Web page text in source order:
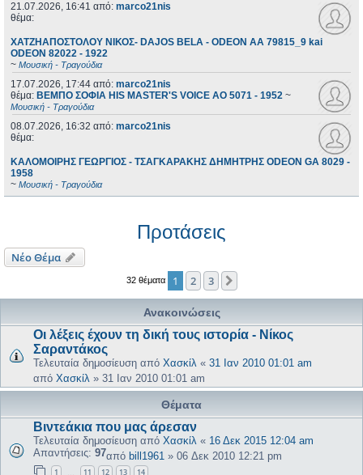
21.07.2026, 16:41 από: marco21nis
θέμα:
ΧΑΤΖΗΑΠΟΣΤΟΛΟΥ ΝΙΚΟΣ- DAJOS BELA - ODEON AA 79815_9 kai
ODEON 82022 - 1922
~ Μουσική - Τραγούδια
17.07.2026, 17:44 από: marco21nis
θέμα: ΒΕΜΠΟ ΣΟΦΙΑ HIS MASTER'S VOICE AO 5071 - 1952 ~
Μουσική - Τραγούδια
08.07.2026, 16:32 από: marco21nis
θέμα:
ΚΑΛΟΜΟΙΡΗΣ ΓΕΩΡΓΙΟΣ - ΤΣΑΓΚΑΡΑΚΗΣ ΔΗΜΗΤΡΗΣ ODEON GA 8029 -
1958
~ Μουσική - Τραγούδια
Προτάσεις
Νέο Θέμα
32 θέματα 1 2 3
Ανακοινώσεις
Οι λέξεις έχουν τη δική τους ιστορία - Νίκος
Σαραντάκος
Τελευταία δημοσίευση από Χασκίλ « 31 Ιαν 2010 01:01 am
από Χασκίλ » 31 Ιαν 2010 01:01 am
Θέματα
Βιντεάκια που μας άρεσαν
Τελευταία δημοσίευση από Χασκίλ « 16 Δεκ 2015 12:04 am
Απαντήσεις: 97από bill1961 » 06 Δεκ 2010 12:21 pm
1 11 12 13 14